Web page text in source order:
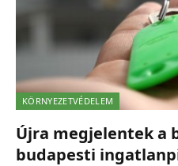
KÖRNYEZETVÉDELEM
Újra megjelentek a
budapesti